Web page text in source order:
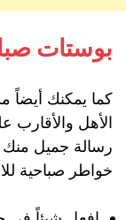
بوستات
كما يمكنك أيضاً
الأهل والأقارب
رسالة جميل
خواطر صباحية